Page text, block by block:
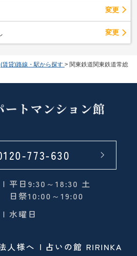
変更
変更
(賃貸)路線・駅から探す > 関東鉄道関東鉄道常総
773-630
| 平日9:30～18:30 土
日祭10:00～19:00
| 水曜日
人様へ 占いの館 RIRINKA